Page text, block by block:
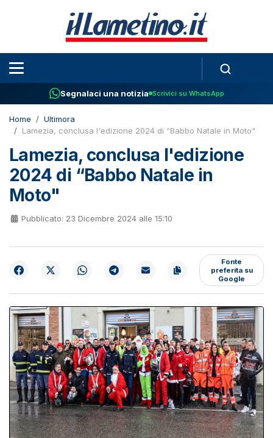
Segnalaci una notizia Scrivici su WhatsApp
Home
Ultimora
Lamezia, conclusa l'edizione 2024 di “Babbo Natale in Moto"
Lamezia, conclusa l'edizione
2024 di “Babbo Natale in
Moto"
Pubblicato: 23 Dicembre 2024 alle 15:10
Fonte
preferita su
Google